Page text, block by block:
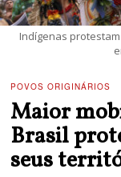
Indígenas
POVOS ORIGINÁRIOS
Maior
Brasil
seus